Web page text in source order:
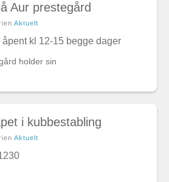
Aur prestegård
Aktuelt
kl 12-15 begge dager
holder sin
i kubbestabling
Aktuelt